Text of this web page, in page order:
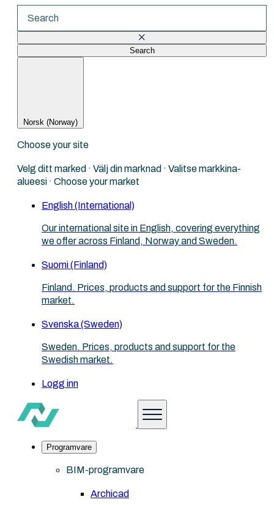
Search
Norsk (Norway)
Choose your site
Velg ditt marked · Välj din marknad · Valitse markkina-
alueesi · Choose your market
English (International)
Our international site in English, covering everything
we offer across Finland, Norway and Sweden.
Suomi (Finland)
Finland. Prices, products and support for the Finnish
market.
Svenska (Sweden)
Sweden. Prices, products and support for the
Swedish market.
Logg inn
Programvare
BIM-programvare
Archicad